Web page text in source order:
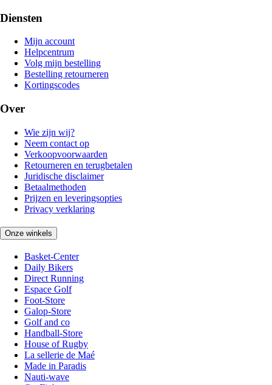
Diensten
Mijn account
Helpcentrum
Volg mijn bestelling
Bestelling retourneren
Kortingscodes
Over
Wie zijn wij?
Neem contact op
Verkoopvoorwaarden
Retourneren en terugbetalen
Juridische disclaimer
Betaalmethoden
Prijzen en leveringsopties
Privacy verklaring
Onze winkels
Basket-Center
Daily Bikers
Direct Running
Espace Golf
Foot-Store
Galop-Store
Golf and co
Handball-Store
House of Rugby
La sellerie de Maé
Made in Paradis
Nauti-wave